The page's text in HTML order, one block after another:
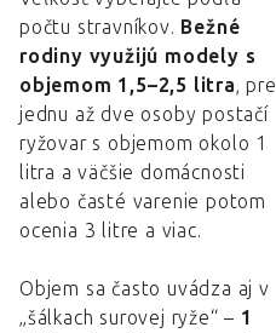
počtu stravníkov. Bežné
rodiny využijú modely s
objemom 1,5–2,5 litra, pre
jednu až dve osoby postačí
ryžovar s objemom okolo 1
litra a väčšie domácnosti
alebo časté varenie potom
ocenia 3 litre a viac.
Objem sa často uvádza aj v
„šálkach surovej ryže“ – 1